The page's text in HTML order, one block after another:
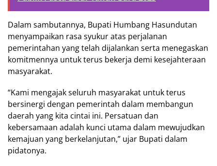
Dalam sambutannya, Bupati Humbang Hasundutan
menyampaikan rasa syukur atas perjalanan
pemerintahan yang telah dijalankan serta menegaskan
komitmennya untuk terus bekerja demi kesejahteraan
masyarakat.
“Kami mengajak seluruh masyarakat untuk terus
bersinergi dengan pemerintah dalam membangun
daerah yang kita cintai ini. Persatuan dan
kebersamaan adalah kunci utama dalam mewujudkan
kemajuan yang berkelanjutan,” ujar Bupati dalam
pidatonya.